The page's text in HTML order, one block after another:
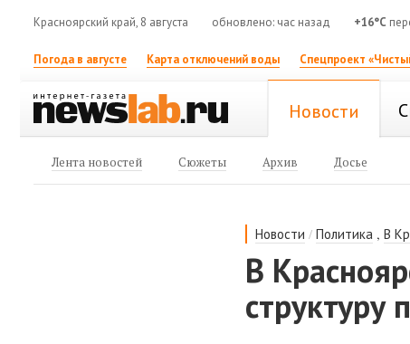
Красноярский край, 8 августа обновлено: час назад +16°C
Погода в августе Карта отключений воды Спецпроект
Новости
Лента новостей Сюжеты Архив Досье
Новости /Политика ,В
В
структуру